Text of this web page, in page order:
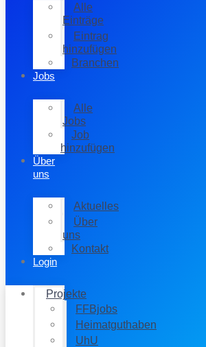
Alle
Einträge
Eintrag
hinzufügen
Branchen
Jobs
Alle
Jobs
Job
hinzufügen
Über
uns
Aktuelles
Über
uns
Kontakt
Login
Projekte
FFBjobs
Heimatguthaben
UhU